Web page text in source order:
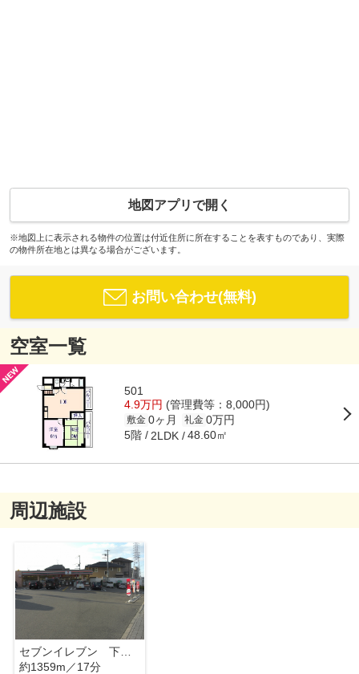
地図アプリで開く
※地図上に表示される物件の位置は付近住所に所在することを表すものであり、実際
の物件所在地とは異なる場合がございます。
お問い合わせ(無料)
空室一覧
501
4.9万円 (管理費等：8,000円)
敷金 0ヶ月 礼金 0万円
5階 2LDK 48.60㎡
周辺施設
セブンイレブン 下松町店
約1359m／17分